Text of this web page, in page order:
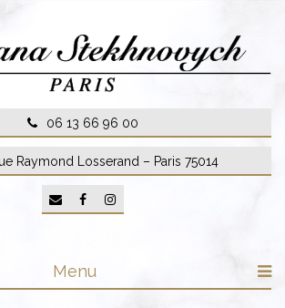
06 13 66 96 00
Raymond Losserand – Paris 75014
Menu